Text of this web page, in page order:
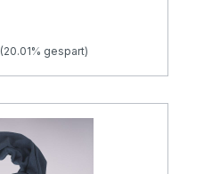
(20.01% gespart)